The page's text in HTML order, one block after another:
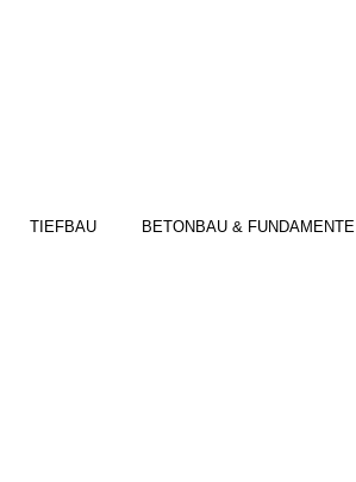
TIEFBAU BETONBAU & FUNDAMENTE